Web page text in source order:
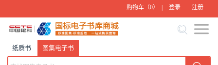
购物车（0） | 登录 注册
纸质书 图集电子书